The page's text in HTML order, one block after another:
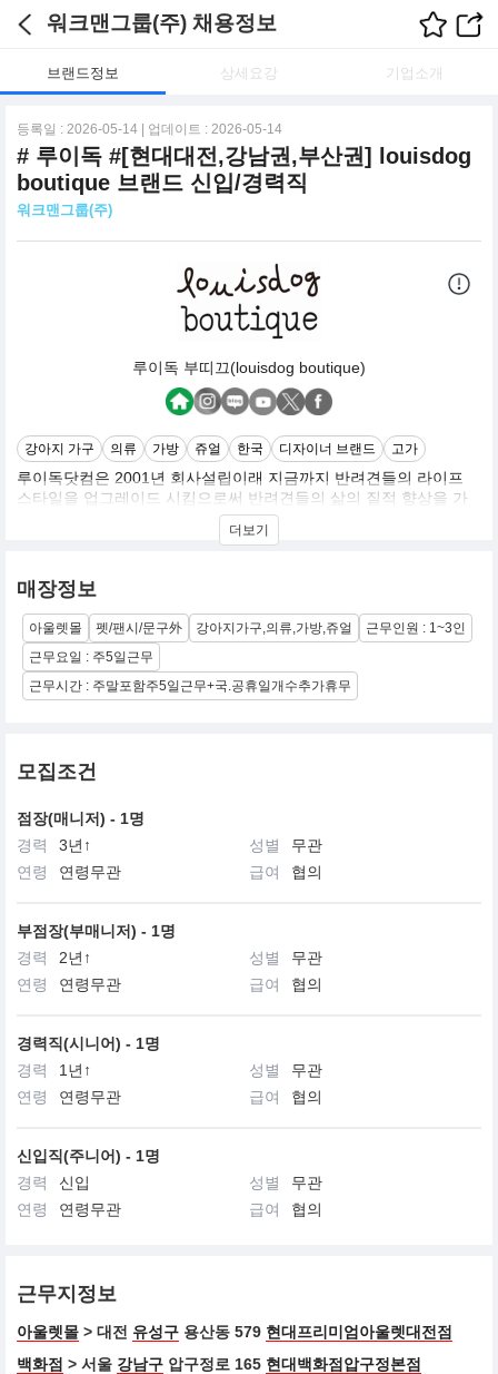
워크맨그룹(주) 채용정보
브랜드정보 상세요강 기업소개
등록일 : 2026-05-14 | 업데이트 : 2026-05-14
# 루이독 #[현대대전,강남권,부산권] louisdog
boutique 브랜드 신입/경력직
워크맨그룹(주)
루이독 부띠끄(louisdog boutique)
강아지 가구 의류 가방 쥬얼 한국 디자이너 브랜드 고가
루이독닷컴은 2001년 회사설립이래 지금까지 반려견들의 라이프
스타일을 업그레이드 시킴으로써 반려견들의 삶의 질적 향상을 가
장 중요한 가치의 하나로 성장해온 Design Pet Living Product를 선
도하는 디자인전문회사 입니다. 현재 프랑스, 영국, 독일, 벨기에, 스
일본 등 루이독을 만날 수 있는 매장들이 늘어남으로써 세계 최고의
디자인 회사가 되고자하는 루이독의 꿈에 한걸음 더 다가섰습니다.
현재 세계의 주요 패션 및 애견관련 매체에 높은 지명도를 가지고 있
으며, 세계의 애견인들이라면 누구나 원하는 명품 디자인 전문기업
을 목표로 끝임없는 디자인 개발과 완벽한 품질의 제품을 만들고자
지속적으로 투자와 성장을 하는 기업이 되고자 노력하고 있습니다.
더보기
매장정보
아울렛몰 펫/팬시/문구外 강아지가구,의류,가방,쥬얼
근무인원 : 1~3인
근무요일 : 주5일근무
근무시간 : 주말포함주5일근무+국.공휴일개수추가휴무
모집조건
점장(매니저) - 1명
경력
3년↑ 성별
무관
연령
연령무관 급여 협의
부점장(부매니저) - 1명
경력
2년↑ 성별
무관
연령
연령무관 급여 협의
경력직(시니어) - 1명
경력
1년↑ 성별
무관
연령
연령무관 급여 협의
신입직(주니어) - 1명
경력
신입 성별
무관
연령
연령무관 급여 협의
근무지정보
아울렛몰 > 대전 유성구 용산동 579 현대프리미엄아울렛대전점
백화점 > 서울 강남구 압구정로 165 현대백화점압구정본점